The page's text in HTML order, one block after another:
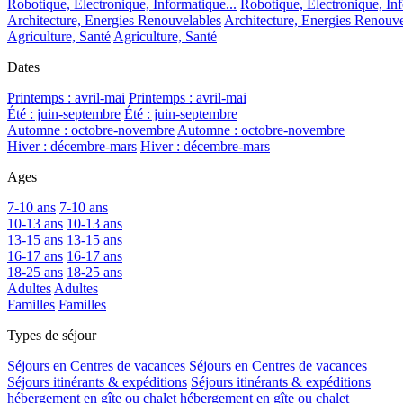
Robotique, Electronique, Informatique... Robotique, Electronique,
Architecture, Energies Renouvelables Architecture, Energies
Agriculture, Santé Agriculture, Santé
Dates
Printemps : avril-mai Printemps : avril-mai
Été : juin-septembre Été : juin-septembre
Automne : octobre-novembre Automne : octobre-novembre
Hiver : décembre-mars Hiver : décembre-mars
Ages
7-10 ans 7-10 ans
10-13 ans 10-13 ans
13-15 ans 13-15 ans
16-17 ans 16-17 ans
18-25 ans 18-25 ans
Adultes Adultes
Familles Familles
Types de séjour
Séjours en Centres de vacances Séjours en Centres de vacances
Séjours itinérants & expéditions Séjours itinérants & expéditions
hébergement en gîte ou chalet hébergement en gîte ou chalet